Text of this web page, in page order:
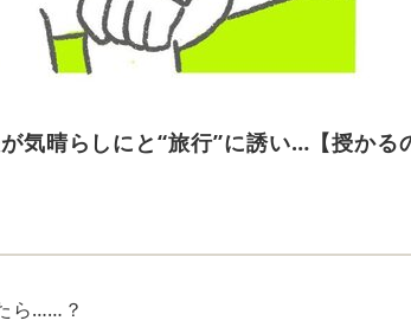
気晴らしにと“旅行”に誘い…【授かる
ら……？